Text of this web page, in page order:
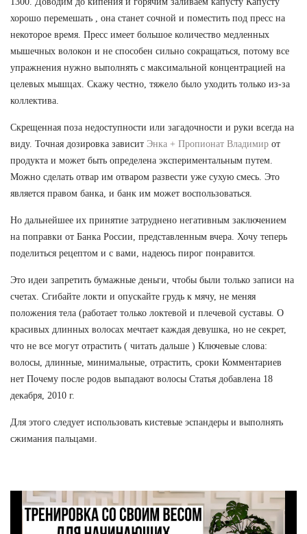
хорошо перемешать , она станет сочной и поместить под пресс на
некоторое время. Пресс имеет большое количество медленных
мышечных волокон и не способен сильно сокращаться, потому все
упражнения нужно выполнять с максимальной концентрацией на
целевых мышцах. Скажу честно, тяжело было уходить только из-за
коллектива.
Скрещенная поза недоступности или загадочности и руки всегда на
виду. Точная дозировка зависит Энка + Пропионат Владимир от
продукта и может быть определена экспериментальным путем.
Можно сделать отвар им отваром развести уже сухую смесь. Это
является правом банка, и банк им может воспользоваться.
Но дальнейшее их принятие затруднено негативным заключением
на поправки от Банка России, представленным вчера. Хочу теперь
поделиться рецептом и с вами, надеюсь пирог понравится.
Это идеи запретить бумажные деньги, чтобы были только записи на
счетах. Сгибайте локти и опускайте грудь к мячу, не меняя
положения тела (работает только локтевой и плечевой суставы. О
красивых длинных волосах мечтает каждая девушка, но не секрет,
что не все могут отрастить ( читать дальше ) Ключевые слова:
волосы, длинные, минимальные, отрастить, сроки Комментариев
нет Почему после родов выпадают волосы Статья добавлена 18
декабря, 2010 г.
Для этого следует использовать кистевые эспандеры и выполнять
сжимания пальцами.